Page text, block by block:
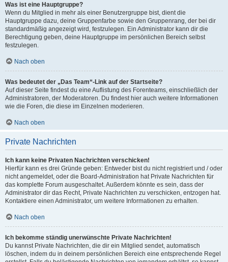
Was ist eine Hauptgruppe?
Wenn du Mitglied in mehr als einer Benutzergruppe bist, dient die
Hauptgruppe dazu, deine Gruppenfarbe sowie den Gruppenrang, der bei dir
standardmäßig angezeigt wird, festzulegen. Ein Administrator kann dir die
Berechtigung geben, deine Hauptgruppe im persönlichen Bereich selbst
festzulegen.
Nach oben
Was bedeutet der „Das Team“-Link auf der Startseite?
Auf dieser Seite findest du eine Auflistung des Forenteams, einschließlich der
Administratoren, der Moderatoren. Du findest hier auch weitere Informationen
wie die Foren, die diese im Einzelnen moderieren.
Nach oben
Private Nachrichten
Ich kann keine Privaten Nachrichten verschicken!
Hierfür kann es drei Gründe geben: Entweder bist du nicht registriert und / oder
nicht angemeldet, oder die Board-Administration hat Private Nachrichten für
das komplette Forum ausgeschaltet. Außerdem könnte es sein, dass der
Administrator dir das Recht, Private Nachrichten zu verschicken, entzogen hat.
Kontaktiere einen Administrator, um weitere Informationen zu erhalten.
Nach oben
Ich bekomme ständig unerwünschte Private Nachrichten!
Du kannst Private Nachrichten, die dir ein Mitglied sendet, automatisch
löschen, indem du in deinem persönlichen Bereich eine entsprechende Regel